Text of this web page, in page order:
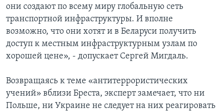
они создают по всему миру глобальную сеть
транспортной инфраструктуры. И вполне
возможно, что они хотят и в Беларуси получить
доступ к местным инфраструктурным узлам по
хорошей цене», - допускает Сергей Мигдаль.
Возвращаясь к теме «антитеррористических
учений» вблизи Бреста, эксперт замечает, что ни
Польше, ни Украине не следует на них реагировать